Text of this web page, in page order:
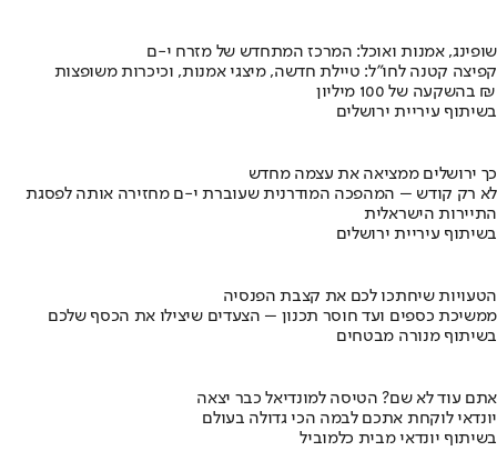
שופינג, אמנות ואוכל: המרכז המתחדש של מזרח י-ם
קפיצה קטנה לחו"ל: טיילת חדשה, מיצגי אמנות, וכיכרות משופצות
בהשקעה של 100 מיליון ₪
בשיתוף עיריית ירושלים
כך ירושלים ממציאה את עצמה מחדש
לא רק קודש – המהפכה המודרנית שעוברת י-ם מחזירה אותה לפסגת
התיירות הישראלית
בשיתוף עיריית ירושלים
הטעויות שיחתכו לכם את קצבת הפנסיה
ממשיכת כספים ועד חוסר תכנון – הצעדים שיצילו את הכסף שלכם
בשיתוף מנורה מבטחים
אתם עוד לא שם? הטיסה למונדיאל כבר יצאה
יונדאי לוקחת אתכם לבמה הכי גדולה בעולם
בשיתוף יונדאי מבית כלמוביל